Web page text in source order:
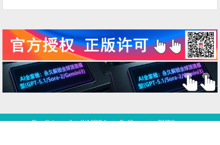
DataGrip IntelliJ IDEA PyCharm PHPStorm